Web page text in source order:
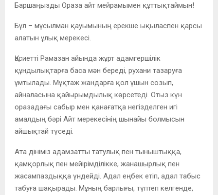
Баршаңызды Ораза айт мейрамымен құттықтаймын!
Бұл – мұсылман қауымының ерекше ықыласпен қарсы
алатын ұлық мерекесі.
Қасиетті Рамазан айында жұрт адамгершілік
құндылықтарға баса мән береді, рухани тазаруға
ұмтылады. Мұқтаж жандарға қол ұшын созып,
айналасына қайырымдылық көрсетеді. Отыз күн
оразадағы сабыр мен қанағатқа негізделген игі
амалдың бәрі Айт мерекесінің шынайы болмысын
айшықтай түседі.
Ата дініміз адамзатты татулық пен тыныштыққа,
қамқорлық пен мейірімділікке, жанашырлық пен
жасампаздыққа үндейді. Адал еңбек етіп, адал табыс
табуға шақырады. Мұның барлығы, түптеп келгенде,